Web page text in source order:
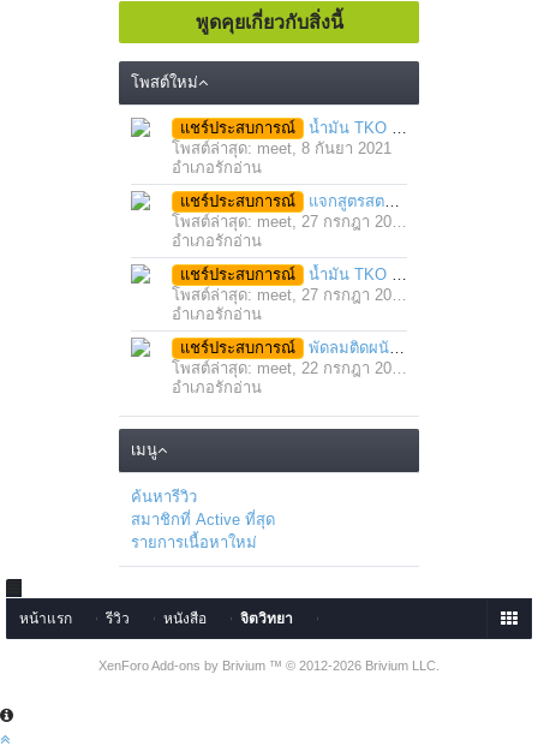
พูดคุยเกี่ยวกับสิ่งนี้
โพสต์ใหม่
แชร์ประสบการณ์
น้ำมัน TKO นวดคลายเส้นคลายกล้ามเนื้อ จากภาวะตึงหรือเคล็ด บาดเจ็บ ได้อย่างฉับพลัน
โพสต์ล่าสุด: meet, 8 กันยา 2021
อำเภอรักอ่าน
แชร์ประสบการณ์
แจกสูตรสตรอว์เบอร์รี่โยเกิร์ตสมูทตี้ ทำง่าย อร่อย แค่มีเครื่องปั่นน้ำผลไม้
โพสต์ล่าสุด: meet, 27 กรกฎา 2021
อำเภอรักอ่าน
แชร์ประสบการณ์
น้ำมัน TKO คลายเส้น คลายกล้ามเนื้อ บรรเทาอาการบาดเจ็บโดยฉับพลัน
โพสต์ล่าสุด: meet, 27 กรกฎา 2021
อำเภอรักอ่าน
แชร์ประสบการณ์
พัดลมติดผนัง มอเตอร์ประสิทธิภาพสูง ติดตั้งง่าย ประหยัดพื้นที่
โพสต์ล่าสุด: meet, 22 กรกฎา 2021
อำเภอรักอ่าน
เมนู
ค้นหารีวิว
สมาชิกที่ Active ที่สุด
รายการเนื้อหาใหม่
หน้าแรก รีวิว หนังสือ จิตวิทยา
XenForo Add-ons by Brivium ™ © 2012-2026 Brivium LLC.